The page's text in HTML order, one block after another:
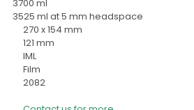
3700 ml
3525 ml at 5 mm headspace
270 x 154 mm
121 mm
IML
Film
2082